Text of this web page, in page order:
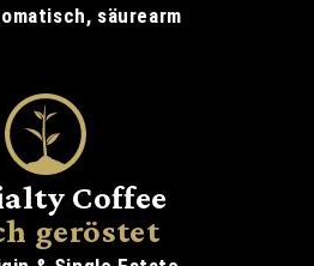
säurearm
Coffee
geröstet